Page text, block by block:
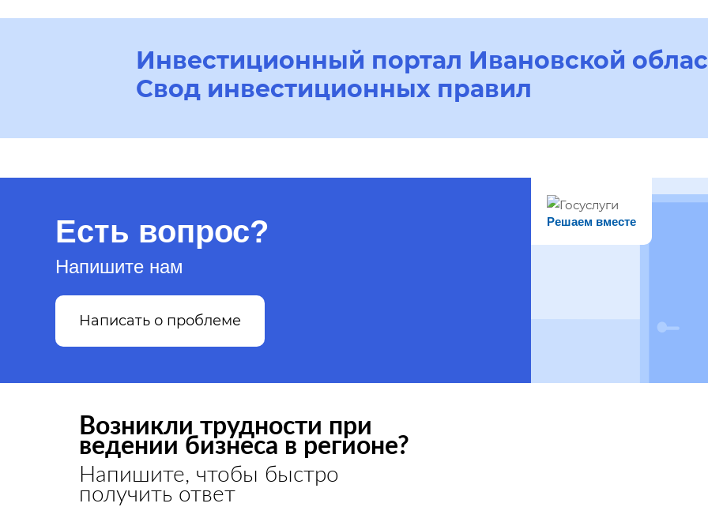
Инвестиционный портал Ивановской
Свод инвестиционных правил
Есть вопрос?
Напишите нам
Написать о проблеме
Решаем вместе
Возникли трудности при
ведении бизнеса в регионе?
Напишите, чтобы быстро
получить ответ